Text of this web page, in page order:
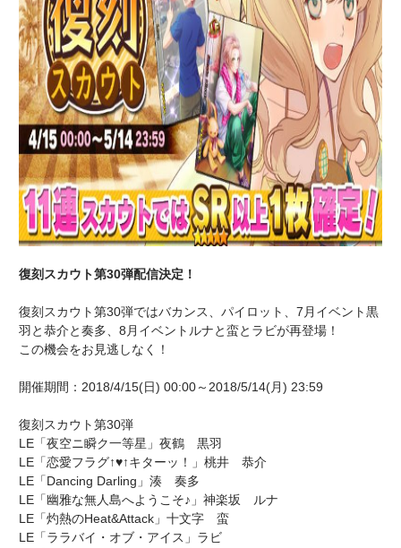
ギャラリー
グッズ・本
ギャラリー
復刻スカウト第30弾配信決定！
復刻スカウト第30弾ではバカンス、パイロット、7月イベント黒
羽と恭介と奏多、8月イベントルナと蛮とラビが再登場！
この機会をお見逃しなく！
開催期間：2018/4/15(日) 00:00～2018/5/14(月) 23:59
復刻スカウト第30弾
LE「夜空ニ瞬ク一等星」夜鶴 黒羽
LE「恋愛フラグ↑♥↑キターッ！」桃井 恭介
LE「Dancing Darling」湊 奏多
LE「幽雅な無人島へようこそ♪」神楽坂 ルナ
LE「灼熱のHeat&Attack」十文字 蛮
LE「ララバイ・オブ・アイス」ラビ